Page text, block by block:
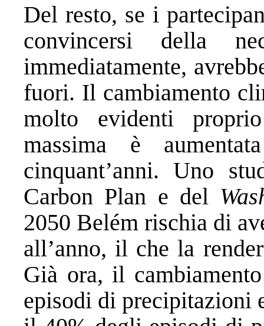
Del resto, se i
convincersi della
immediatamente,
fuori. Il cambiamento
molto evidenti
massima è
cinquant’anni. Uno
Carbon Plan e del
2050 Belém rischia di
all’anno, il che la
Già ora, il
episodi di precipitazioni